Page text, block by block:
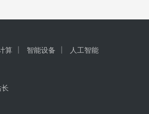
算 智能设备
人工智能